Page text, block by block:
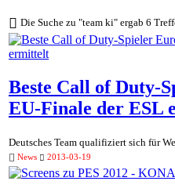
Die Suche zu "team ki" ergab 6
Beste Call of Duty-
EU-Finale der ESL
Deutsches Team qualifiziert sich für
News 2013-03-19